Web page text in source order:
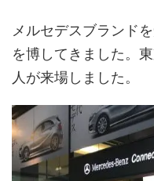
メルセデスブランド
を博してきました。
人が来場しました。